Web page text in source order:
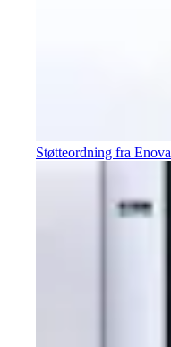
Støtteordning fra Enova